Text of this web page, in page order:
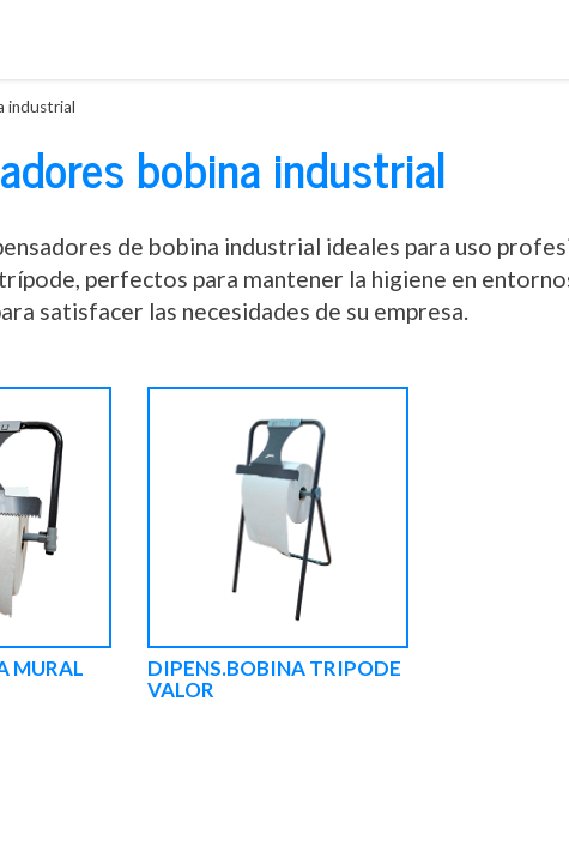
industrial
bobina industrial
de bobina industrial ideales para uso
perfectos para mantener la higiene en
satisfacer las necesidades de su empresa.
MURAL
DIPENS.BOBINA TRIPODE
VALOR